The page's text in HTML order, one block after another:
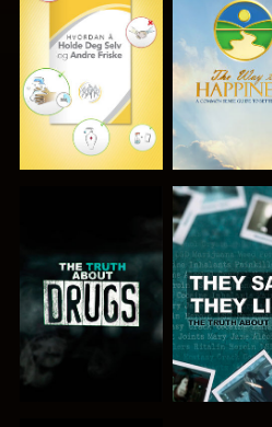
SE SE
SE